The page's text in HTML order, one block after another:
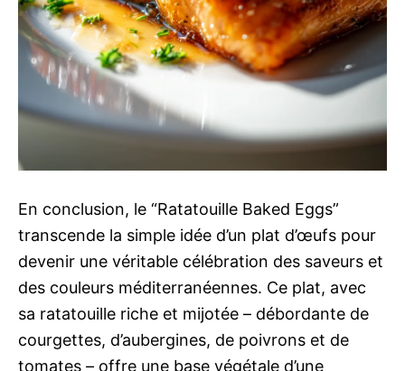
En conclusion, le “Ratatouille Baked Eggs”
transcende la simple idée d’un plat d’œufs pour
devenir une véritable célébration des saveurs et
des couleurs méditerranéennes. Ce plat, avec
sa ratatouille riche et mijotée – débordante de
courgettes, d’aubergines, de poivrons et de
tomates – offre une base végétale d’une